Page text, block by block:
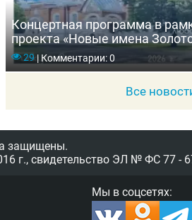
Концертная программа в
проекта «Новые имена
Владимирская область»
29|Комментарии: 0
Все
защищены.
г., свидетельство ЭЛ № ФС 77 -
Мы в соцсетях: